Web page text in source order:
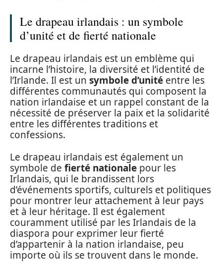
Le drapeau irlandais : un symbole
d’unité et de fierté nationale
Le drapeau irlandais est un emblème qui
incarne l’histoire, la diversité et l’identité de
l’Irlande. Il est un symbole d’unité entre les
différentes communautés qui composent la
nation irlandaise et un rappel constant de la
nécessité de préserver la paix et la solidarité
entre les différentes traditions et
confessions.
Le drapeau irlandais est également un
symbole de fierté nationale pour les
Irlandais, qui le brandissent lors
d’événements sportifs, culturels et politiques
pour montrer leur attachement à leur pays
et à leur héritage. Il est également
couramment utilisé par les Irlandais de la
diaspora pour exprimer leur fierté
d’appartenir à la nation irlandaise, peu
importe où ils se trouvent dans le monde.